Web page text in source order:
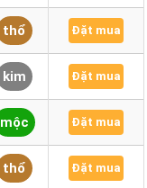
thổ Đặt mua
kim Đặt mua
mộc Đặt mua
thổ Đặt mua